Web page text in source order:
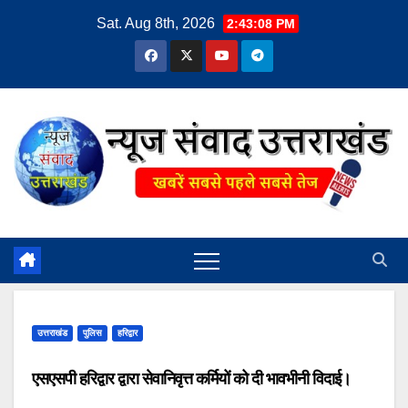
Sat. Aug 8th, 2026 2:43:09 PM
उत्तराखंड पुलिस हरिद्वार
एसएसपी हरिद्वार द्वारा सेवानिवृत्त कर्मियों को दी भावभीनी विदाई।